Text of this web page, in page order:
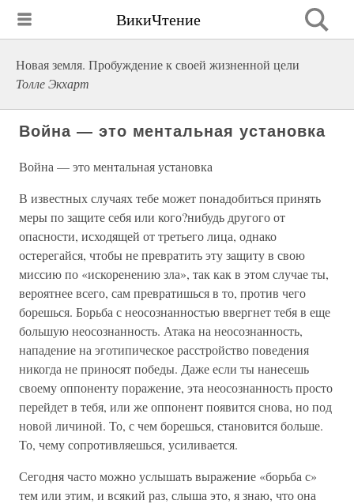
ВикиЧтение
Новая земля. Пробуждение к своей жизненной цели
Толле Экхарт
Война — это ментальная установка
Война — это ментальная установка
В известных случаях тебе может понадобиться принять
меры по защите себя или кого?нибудь другого от
опасности, исходящей от третьего лица, однако
остерегайся, чтобы не превратить эту защиту в свою
миссию по «искоренению зла», так как в этом случае ты,
вероятнее всего, сам превратишься в то, против чего
борешься. Борьба с неосознанностью ввергнет тебя в еще
большую неосознанность. Атака на неосознанность,
нападение на эготипическое расстройство поведения
никогда не приносят победы. Даже если ты нанесешь
своему оппоненту поражение, эта неосознанность просто
перейдет в тебя, или же оппонент появится снова, но под
новой личиной. То, с чем борешься, становится больше.
То, чему сопротивляешься, усиливается.
Сегодня часто можно услышать выражение «борьба с»
тем или этим, и всякий раз, слыша это, я знаю, что она